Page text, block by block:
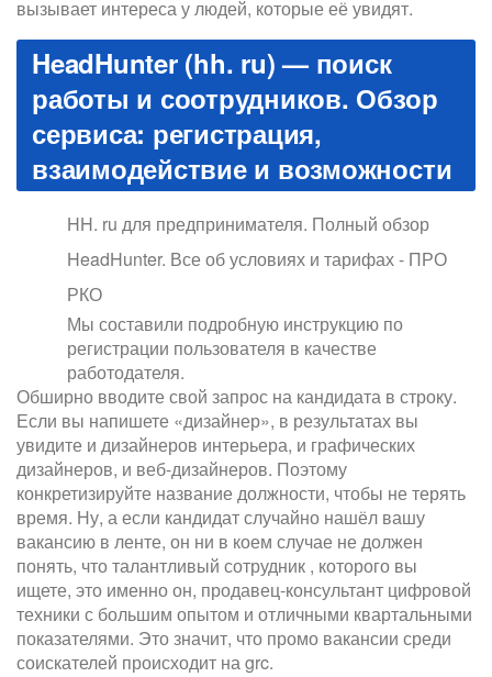
вызывает интереса у людей, которые её увидят.
HeadHunter (hh. ru) — поиск
работы и соотрудников. Обзор
сервиса: регистрация,
взаимодействие и возможности
HH. ru для предпринимателя. Полный обзор
HeadHunter. Все об условиях и тарифах - ПРО
РКО
Мы составили подробную инструкцию по
регистрации пользователя в качестве
работодателя.
Обширно вводите свой запрос на кандидата в строку.
Если вы напишете «дизайнер», в результатах вы
увидите и дизайнеров интерьера, и графических
дизайнеров, и веб-дизайнеров. Поэтому
конкретизируйте название должности, чтобы не терять
время. Ну, а если кандидат случайно нашёл вашу
вакансию в ленте, он ни в коем случае не должен
понять, что талантливый сотрудник , которого вы
ищете, это именно он, продавец-консультант цифровой
техники с большим опытом и отличными квартальными
показателями. Это значит, что промо вакансии среди
соискателей происходит на grc.